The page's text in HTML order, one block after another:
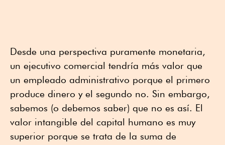
Desde una perspectiva puramente monetaria,
un ejecutivo comercial tendría más valor que
un empleado administrativo porque el primero
produce dinero y el segundo no. Sin embargo,
sabemos (o debemos saber) que no es así. El
valor intangible del capital humano es muy
superior porque se trata de la suma de